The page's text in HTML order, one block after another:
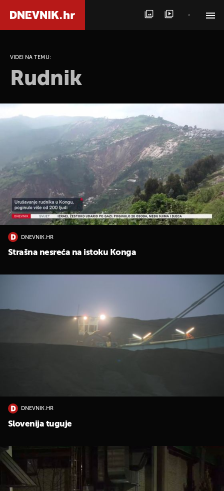
VIDEI NA TEMU:
Rudnik
DNEVNIK.HR
Strašna nesreća na istoku Konga
DNEVNIK.HR
Slovenija tuguje